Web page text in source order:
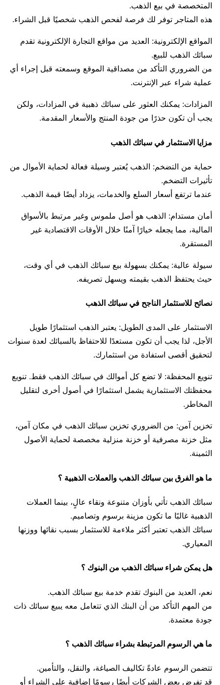
المتخصصة في بيع الذهب.
هذه المتاجر توفر لك فرصة لفحص الذهب شخصيًا قبل الشراء.
المواقع الإلكترونية: العديد من مواقع التجارة الإلكترونية تقدم
سبائك الذهب للبيع.
من الضروري التأكد من مصداقية الموقع وسمعته قبل إجراء أي
عملية شراء عبر الإنترنت.
المزادات: يمكنك العثور على سبائك ذهبية في المزادات، ولكن
يجب أن تكون حذرًا من جودة المنتج والأسعار المقدمة.
مزايا الاستثمار في سبائك الذهب
حماية من التضخم: الذهب يُعتبر وسيلة فعالة لحماية الأموال من
تأثيرات التضخم.
عندما ترتفع أسعار السلع والخدمات، يزداد أيضًا قيمة الذهب.
أمان مستدام: الذهب هو أصل ملموس وغير مرتبط بالأسواق
المالية، مما يجعله خيارًا آمنًا خلال الأوقات الاقتصادية غير
المستقرة.
سيولة عالية: يمكنك بسهولة بيع سبائك الذهب في أي وقت،
حيث يحتفظ الذهب بقيمته ويسهل تصريفه.
نصائح للاستثمار الناجح في سبائك الذهب
الاستثمار على المدى الطويل: يعتبر الذهب استثمارًا طويل
الأجل، لذا يجب أن تكون مستعدًا للاحتفاظ بالسبائك لعدة سنوات
لتحقيق أقصى استفادة من استثمارك.
تنويع المحفظة: لا تضع كل أموالك في سبائك الذهب فقط. تنويع
محفظتك الاستثمارية يشمل استثمارًا في أصول أخرى لتقليل
المخاطر.
تخزين آمن: من الضروري تخزين سبائك الذهب في مكان آمن،
مثل خزنة مصرفية أو خزنة منزلية مخصصة لحماية الأصول
الثمينة.
ما هو الفرق بين سبائك الذهب والعملات الذهبية ؟
سبائك الذهب تأتي بأوزان متنوعة ونقاء عالٍ، بينما العملات
الذهبية غالبًا ما تكون مزينة برسوم وتصاميم.
سبائك الذهب تعتبر أكثر ملاءمة للاستثمار بسبب نقائها ووزنها
المعياري.
هل يمكن شراء سبائك الذهب من البنوك ؟
نعم، العديد من البنوك تقدم خدمة بيع سبائك الذهب.
من المهم التأكد من أن البنك الذي تتعامل معه يبيع سبائك ذات
جودة معتمدة.
ما هي الرسوم المرتبطة بشراء سبائك الذهب ؟
تتضمن الرسوم عادةً تكاليف الصياغة، والنقل، والتأمين.
قد تفرض بعض الشركات أيضًا رسومًا إضافية على الشراء أو